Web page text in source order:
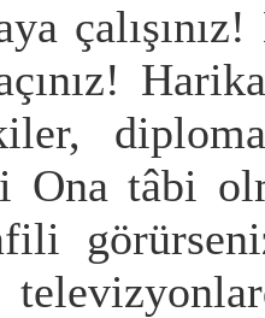
Ona tâbi